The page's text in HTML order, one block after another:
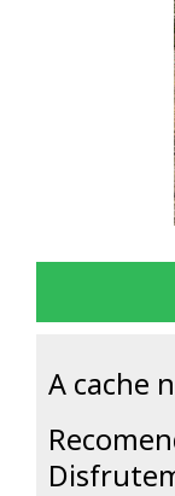
A cache